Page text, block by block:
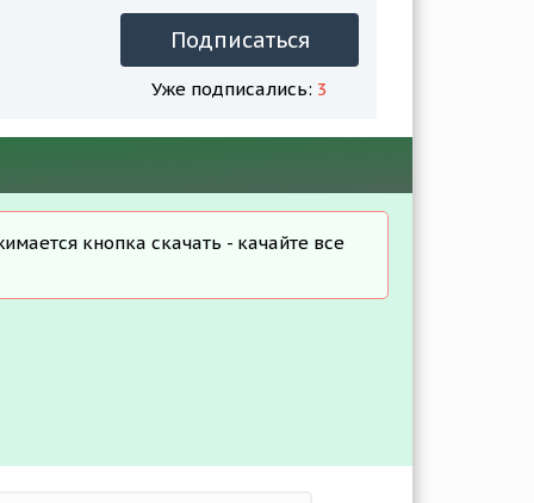
Подписаться
Уже подписались: 3
кнопка скачать - качайте все